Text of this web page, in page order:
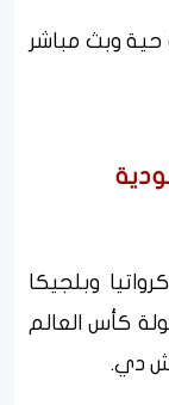
وبث مباشر
وبلجيكا
كأس العالم